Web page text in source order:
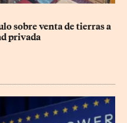
sobre venta de tierras a
privada